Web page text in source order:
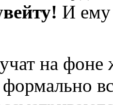
И ему
на